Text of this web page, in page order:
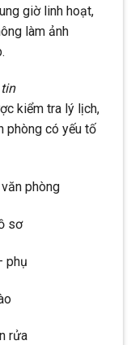
giờ linh hoạt,
làm ảnh
kiểm tra lý lịch,
phòng có yếu tố
phòng
sơ
phụ
rửa